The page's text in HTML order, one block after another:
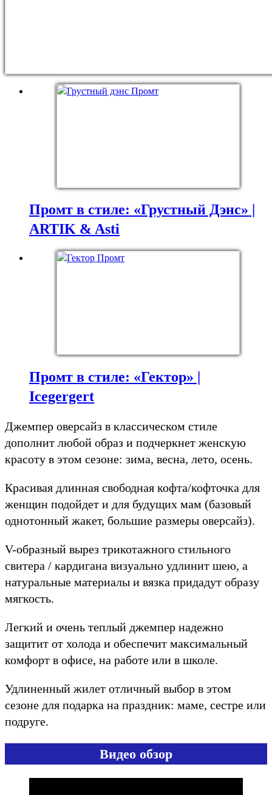
Промт в стиле: «Грустный Дэнс» |
ARTIK & Asti
Промт в стиле: «Гектор» |
Icegergert
Джемпер оверсайз в классическом стиле
дополнит любой образ и подчеркнет женскую
красоту в этом сезоне: зима, весна, лето, осень.
Красивая длинная свободная кофта/кофточка для
женщин подойдет и для будущих мам (базовый
однотонный жакет, большие размеры оверсайз).
V-образный вырез трикотажного стильного
свитера / кардигана визуально удлинит шею, а
натуральные материалы и вязка придадут образу
мягкость.
Легкий и очень теплый джемпер надежно
защитит от холода и обеспечит максимальный
комфорт в офисе, на работе или в школе.
Удлиненный жилет отличный выбор в этом
сезоне для подарка на праздник: маме, сестре или
подруге.
Видео обзор